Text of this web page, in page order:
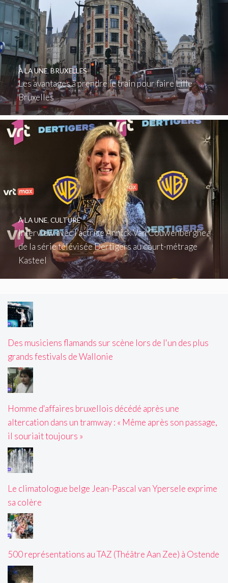
Les avantages à prendre le train pour faire Lille
Bruxelles
À LA UNE, BRUXELLES
Interview avec l’actrice Annick Van Couwenberghe :
de la série télévisée Dertigers au court-métrage
Kasteel
À LA UNE, CULTURE
Des musiciens flamands sur scène lors de l'un des plus
grands festivals de Wallonie
Homme d'affaires bruxellois décédé après une
altercation dans un tramway : « Même après son passage,
il souriait toujours »
Le climatologue belge Jean-Pascal van Ypersele exprime
sa colère
500 représentations au TAZ (Théâtre Aan Zee) à Ostende